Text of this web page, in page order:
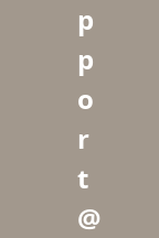
p
p
o
r
t
@